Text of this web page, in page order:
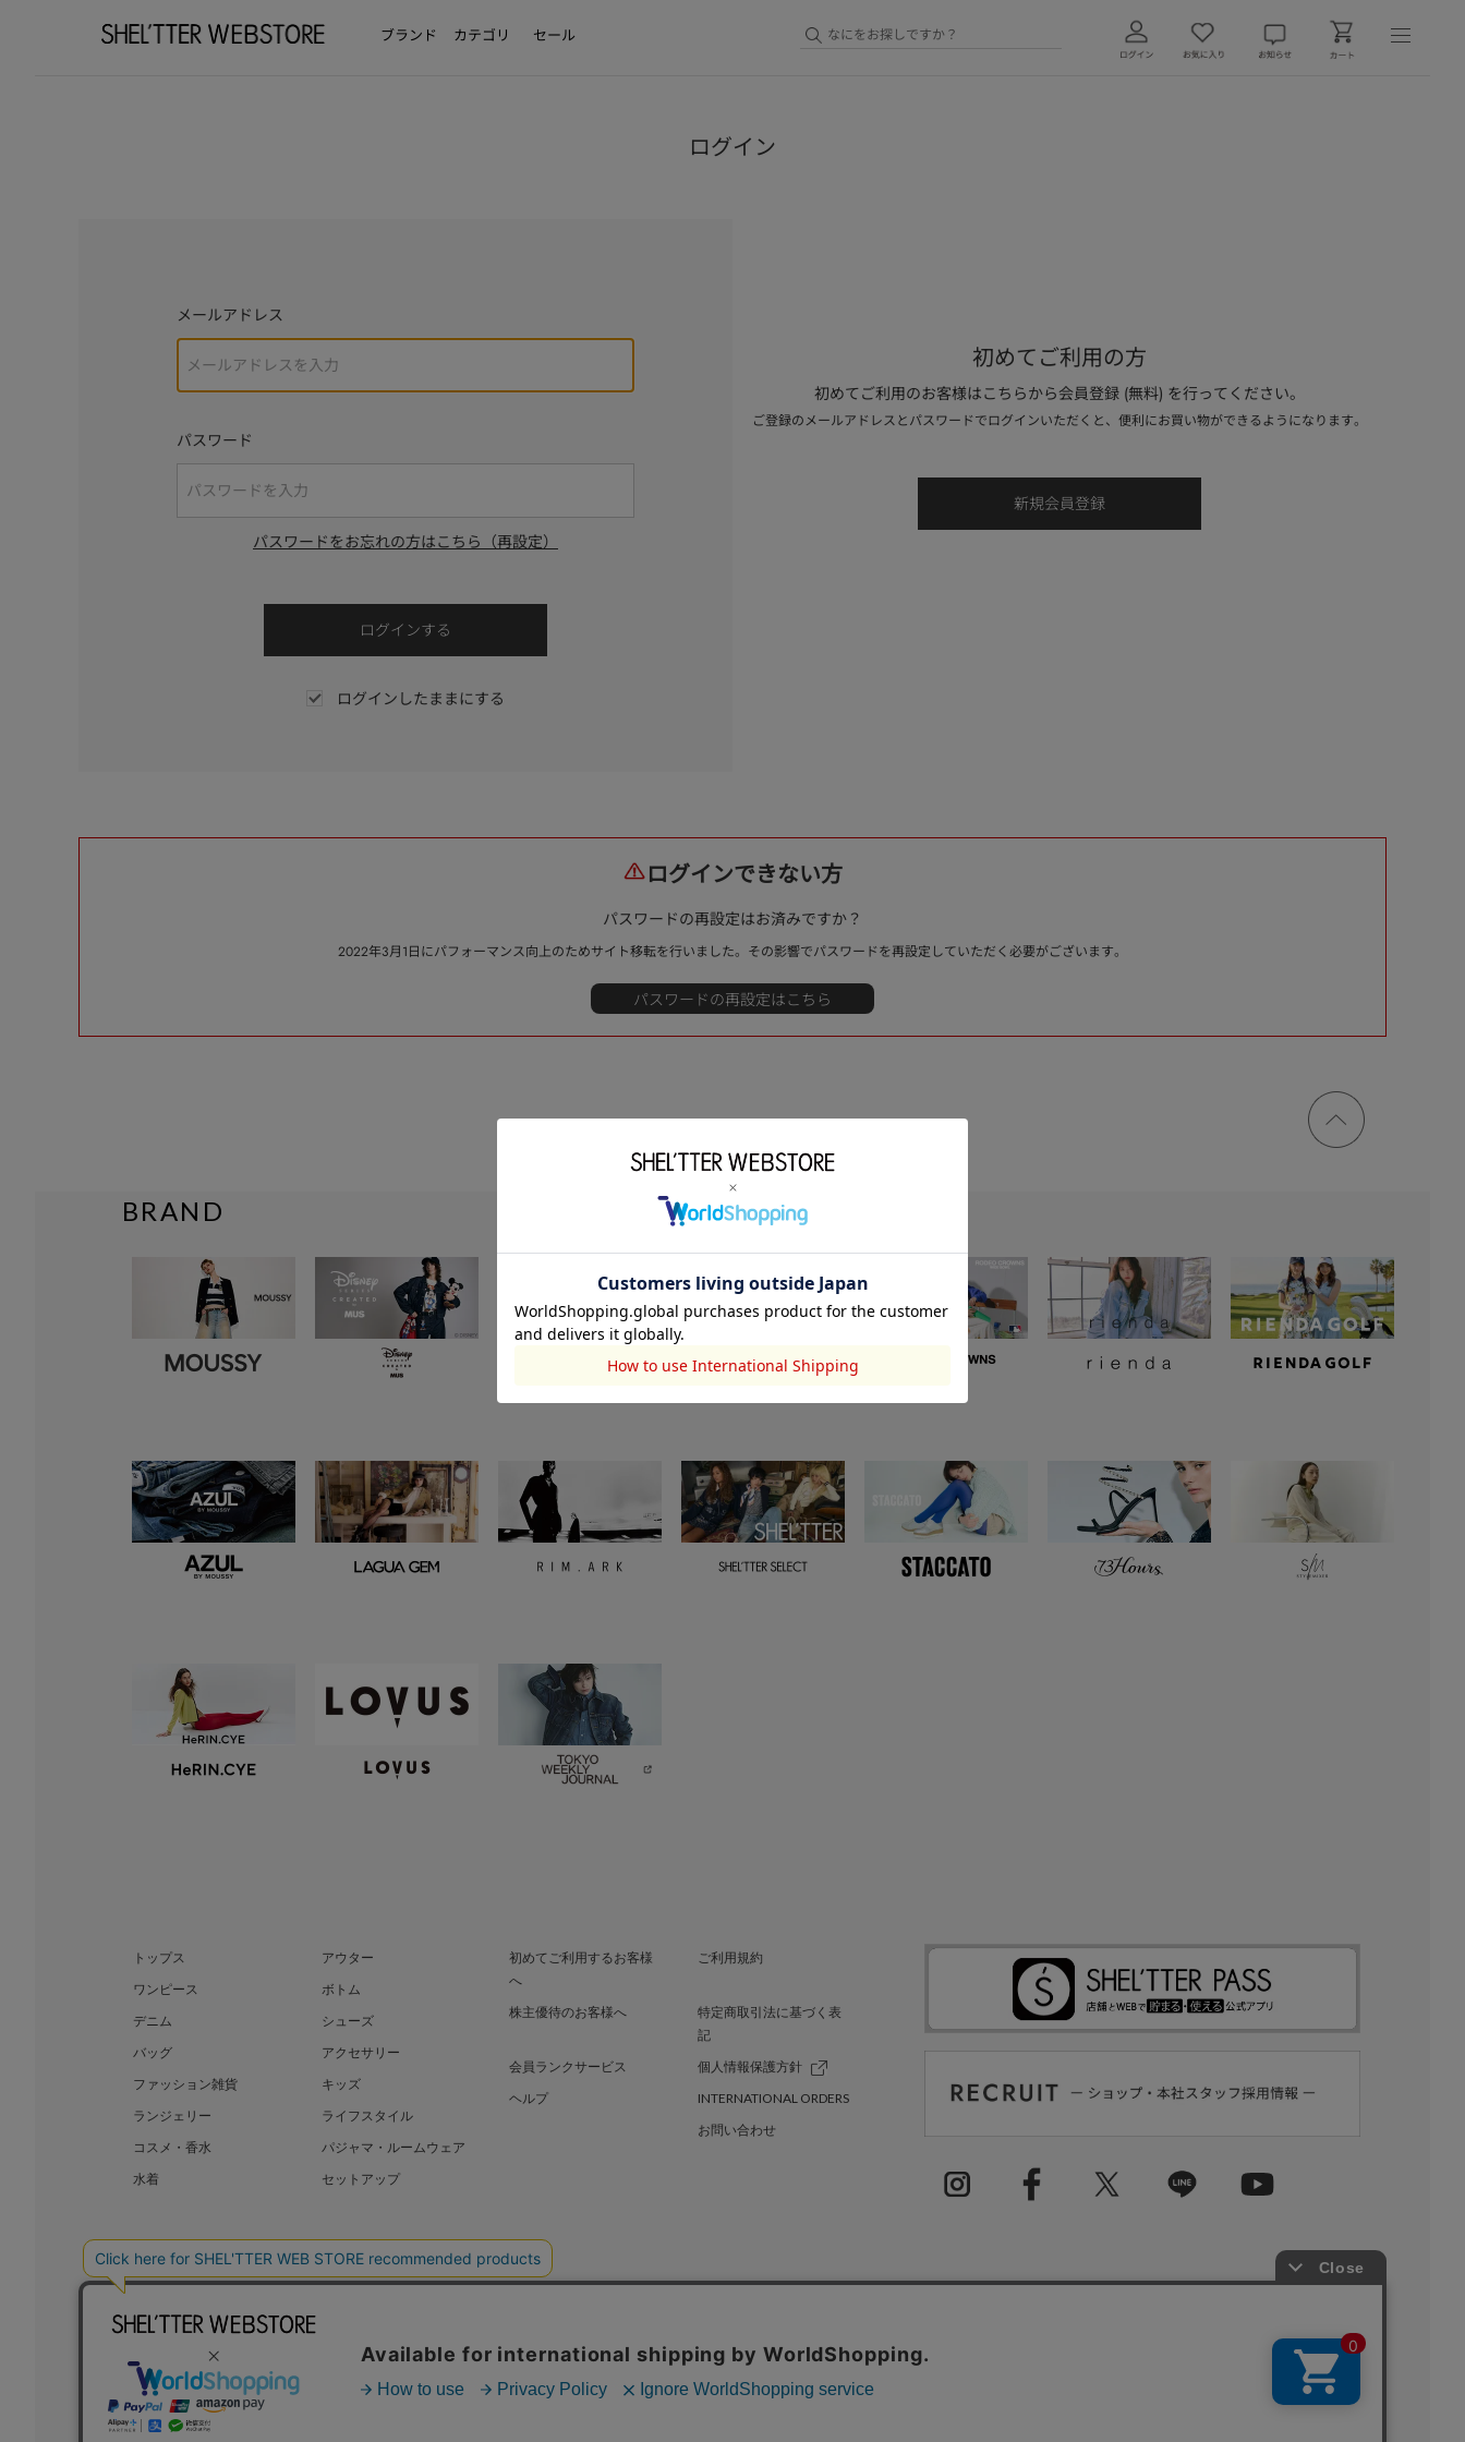
ブランド カテゴリ セール
ログイン
メールアドレス
パスワード
パスワードをお忘れの方はこちら（再設定）
ログインしたままにする
初めてご利用の方
初めてご利用のお客様はこちらから会員登録 (無料) を行ってください。
ご登録のメールアドレスとパスワードでログインいただくと、便利にお買い物ができるようになります。
ログインできない方
パスワードの再設定はお済みですか？
2022年3月1日にパフォーマンス向上のためサイト移転を行いました。その影響でパスワードを再設定していただく必要がございます。
ページ
トップ
BRAND
トップス
アウター
ワンピース
ボトム
デニム
シューズ
バッグ
アクセサリー
ファッション雑貨
キッズ
ランジェリー
ライフスタイル
コスメ・香水
パジャマ・ルームウェア
水着
セットアップ
初めてご利用するお客様
へ
ご利用規約
株主優待のお客様へ
特定商取引法に基づく表
記
会員ランクサービス
個人情報保護方針
ヘルプ
INTERNATIONAL ORDERS
お問い合わせ
BAROQUE JAPAN LIMITED SHEL’TTER GREEN 採用情報
COPYRIGHT © BAROQUE JAPAN LIMITED ALL RIGHTS RESERVED.